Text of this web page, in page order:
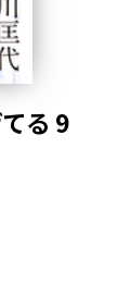
る 9